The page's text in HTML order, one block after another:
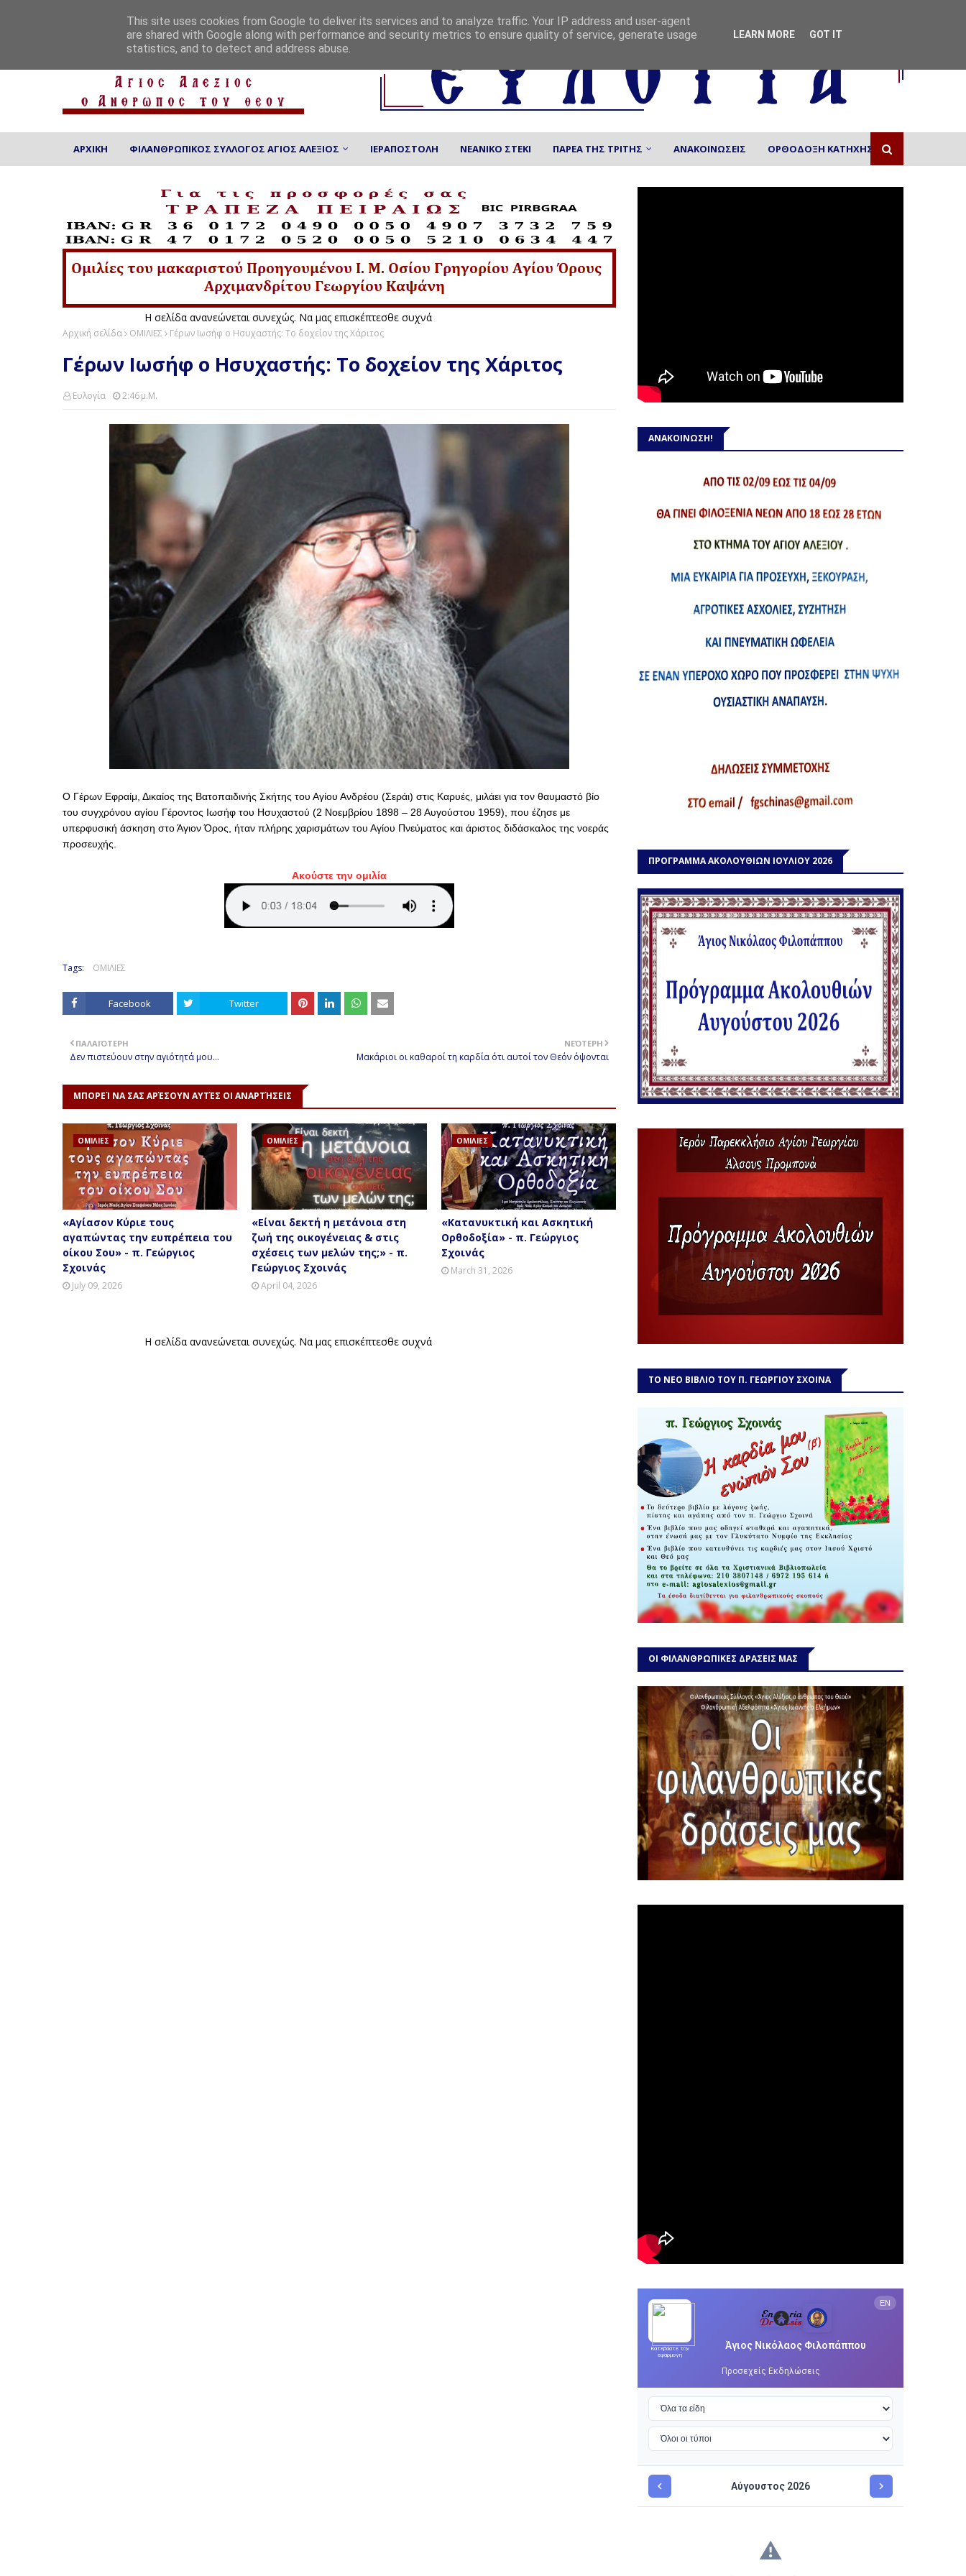
ΑΡΧΙΚΗ ΦΙΛΑΝΘΡΩΠΙΚΟΣ ΣΥΛΛΟΓΟΣ ΑΓΙΟΣ ΑΛΕΞΙΟΣ ΙΕΡΑΠΟΣΤΟΛΗ ΝΕΑΝΙΚΟ ΣΤΕΚΙ ΠΑΡΕΑ ΤΗΣ ΤΡΙΤΗΣ ΑΝΑΚΟΙΝΩΣΕΙΣ ΟΡΘΟΔΟΞΗ ΚΑΤΗΧΗΣΗ
Η σελίδα ανανεώνεται συνεχώς. Να μας επισκέπτεσθε συχνά
Αρχική σελίδα ΟΜΙΛΙΕΣ Γέρων Ιωσήφ ο Ησυχαστής: Το δοχείον της Χάριτος
Γέρων Ιωσήφ ο Ησυχαστής: Το δοχείον της Χάριτος
Ευλογία 2:46 Μ.μ.
Ο Γέρων Εφραίμ, Δικαίος της Βατοπαιδινής Σκήτης του Αγίου Ανδρέου (Σεράι) στις Καρυές, μιλάει για τον θαυμαστό βίο
του συγχρόνου αγίου Γέροντος Ιωσήφ του Ησυχαστού (2 Νοεμβρίου 1898 – 28 Αυγούστου 1959), που έζησε με
υπερφυσική άσκηση στο Άγιον Όρος, ήταν πλήρης χαρισμάτων του Αγίου Πνεύματος και άριστος διδάσκαλος της νοεράς
προσευχής.
Ακούστε την ομιλία
Tags: ΟΜΙΛΙΕΣ
Facebook Twitter
ΝΕΌΤΕΡΗ
Μακάριοι οι καθαροί τη καρδία ότι αυτοί τον Θεόν όψονται
ΠΑΛΑΙΌΤΕΡΗ
Δεν πιστεύουν στην αγιότητά μου…
ΜΠΟΡΕΊ ΝΑ ΣΑΣ ΑΡΈΣΟΥΝ ΑΥΤΈΣ ΟΙ ΑΝΑΡΤΉΣΕΙΣ
ΟΜΙΛΙΕΣ
«Αγίασον Κύριε τους
αγαπώντας την ευπρέπεια του
οίκου Σου» - π. Γεώργιος
Σχοινάς
July 09, 2026
ΟΜΙΛΙΕΣ
«Είναι δεκτή η μετάνοια στη
ζωή της οικογένειας & στις
σχέσεις των μελών της;» - π.
Γεώργιος Σχοινάς
April 04, 2026
ΟΜΙΛΙΕΣ
«Κατανυκτική και Ασκητική
Ορθοδοξία» - π. Γεώργιος
Σχοινάς
March 31, 2026
Η σελίδα ανανεώνεται συνεχώς. Να μας επισκέπτεσθε συχνά
ΑΝΑΚΟΙΝΩΣΗ!
ΠΡΟΓΡΑΜΜΑ ΑΚΟΛΟΥΘΙΩΝ ΙΟΥΛΙΟΥ 2026
ΤΟ ΝΕΟ ΒΙΒΛΙΟ ΤΟΥ Π. ΓΕΩΡΓΙΟΥ ΣΧΟΙΝΑ
ΟΙ ΦΙΛΑΝΘΡΩΠΙΚΕΣ ΔΡΑΣΕΙΣ ΜΑΣ
This site uses cookies from Google to deliver its services and to analyze traffic. Your IP address and user-agent
are shared with Google along with performance and security metrics to ensure quality of service, generate usage
statistics, and to detect and address abuse.
LEARN MORE GOT IT